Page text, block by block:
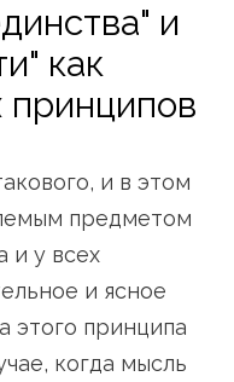
и
как
принципов
и в этом
предметом
и у всех
и ясное
этого принципа
когда мысль